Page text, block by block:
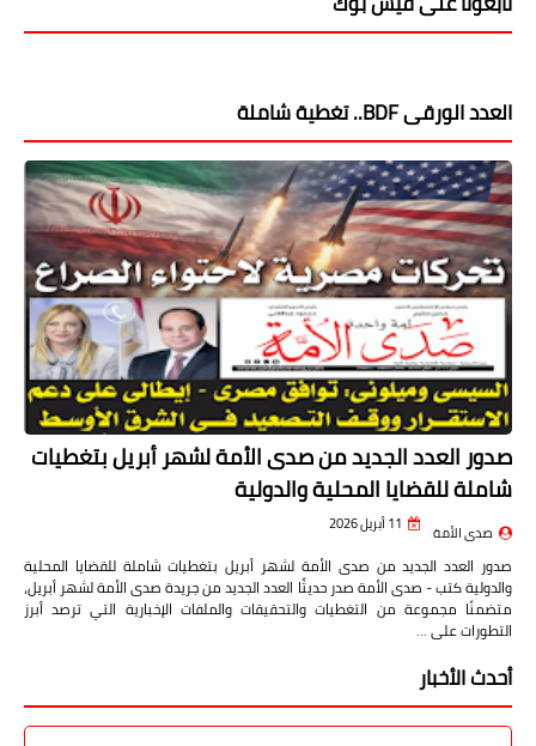
العدد الورقى BDF.. تغطية شاملة
صدور العدد الجديد من صدى الأمة لشهر أبريل بتغطيات
شاملة للقضايا المحلية والدولية
صدى الأمة 11 أبريل 2026
صدور العدد الجديد من صدى الأمة لشهر أبريل بتغطيات شاملة للقضايا المحلية
والدولية كتب - صدى الأمة صدر حديثًا العدد الجديد من جريدة صدى الأمة لشهر أبريل،
متضمنًا مجموعة من التغطيات والتحقيقات والملفات الإخبارية التي ترصد أبرز
التطورات على …
أحدث الأخبار